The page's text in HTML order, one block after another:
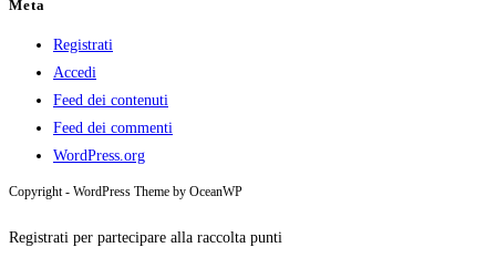
Meta
Registrati
Accedi
Feed dei contenuti
Feed dei commenti
WordPress.org
Copyright - WordPress Theme by OceanWP
Registrati per partecipare alla raccolta punti